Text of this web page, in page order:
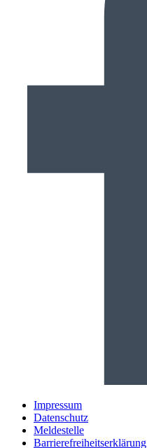
Impressum
Datenschutz
Meldestelle
Barrierefreiheitserklärung